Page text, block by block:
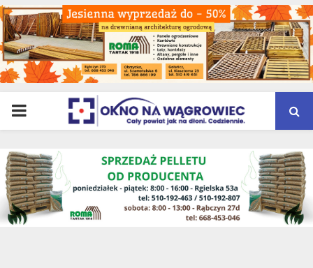
PRIMARY
MENU